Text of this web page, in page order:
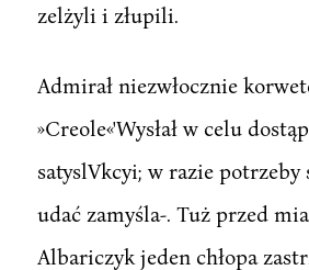
zelżyli i złupili.
Admirał niezwłocznie
»Creole«'Wysłał w celu
satyslVkcyi; w razie potrzeby
udać zamyśla-. Tuż przed
Albariczyk jeden chłopa